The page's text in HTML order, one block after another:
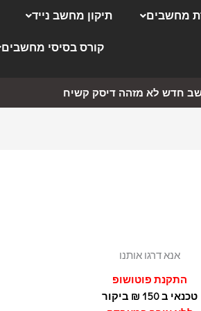
מחשבים תיקון מחשב נייד
קורס בסיסי מחשבים
חדש לא מזהה דיסק קשיח
אנא דרגו אותנו
התקנת פוטושופ
טכנאי ב 150 ₪ ביקור